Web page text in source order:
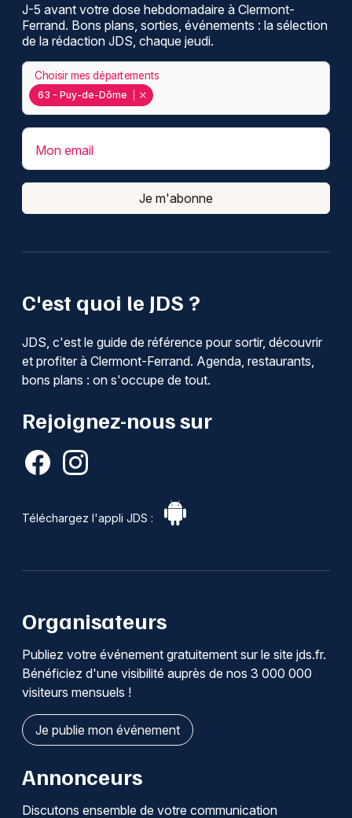
C'est quoi le JDS ?
JDS, c'est le guide de référence pour sortir, découvrir
et profiter à Clermont-Ferrand. Agenda, restaurants,
bons plans : on s'occupe de tout.
Rejoignez-nous sur
Téléchargez l'appli JDS :
J-5 avant votre dose hebdomadaire à Clermont-
Ferrand. Bons plans, sorties, événements : la sélection
de la rédaction JDS, chaque jeudi.
63 - Puy-de-Dôme
Choisir mes départements
Mon email
Je m'abonne
Organisateurs
Publiez votre événement gratuitement sur le site jds.fr.
Bénéficiez d'une visibilité auprès de nos 3 000 000
visiteurs mensuels !
Je publie mon événement
Annonceurs
Discutons ensemble de votre communication